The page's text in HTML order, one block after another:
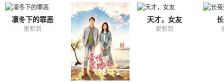
凛冬下的罪恶
更新到
天才，女友
更新到